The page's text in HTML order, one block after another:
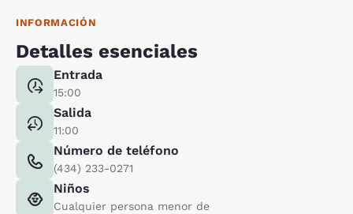
INFORMACIÓN
Detalles esenciales
Entrada
15:00
Salida
11:00
Número de teléfono
(434) 233-0271
Niños
Cualquier persona menor de